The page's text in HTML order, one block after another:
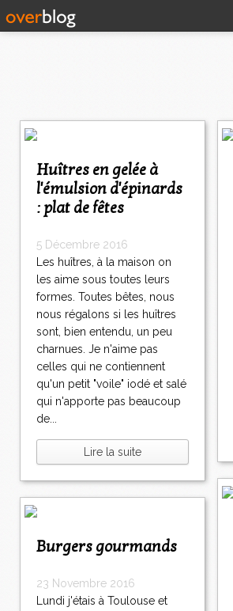
Huîtres en gelée à
l'émulsion d'épinards
: plat de fêtes
5 Décembre 2016
Les huîtres, à la maison on
les aime sous toutes leurs
formes. Toutes bêtes, nous
nous régalons si les huîtres
sont, bien entendu, un peu
charnues. Je n'aime pas
celles qui ne contiennent
qu'un petit "voile" iodé et salé
qui n'apporte pas beaucoup
de...
Lire la suite
Burgers gourmands
23 Novembre 2016
Lundi j'étais à Toulouse et
<
<
0